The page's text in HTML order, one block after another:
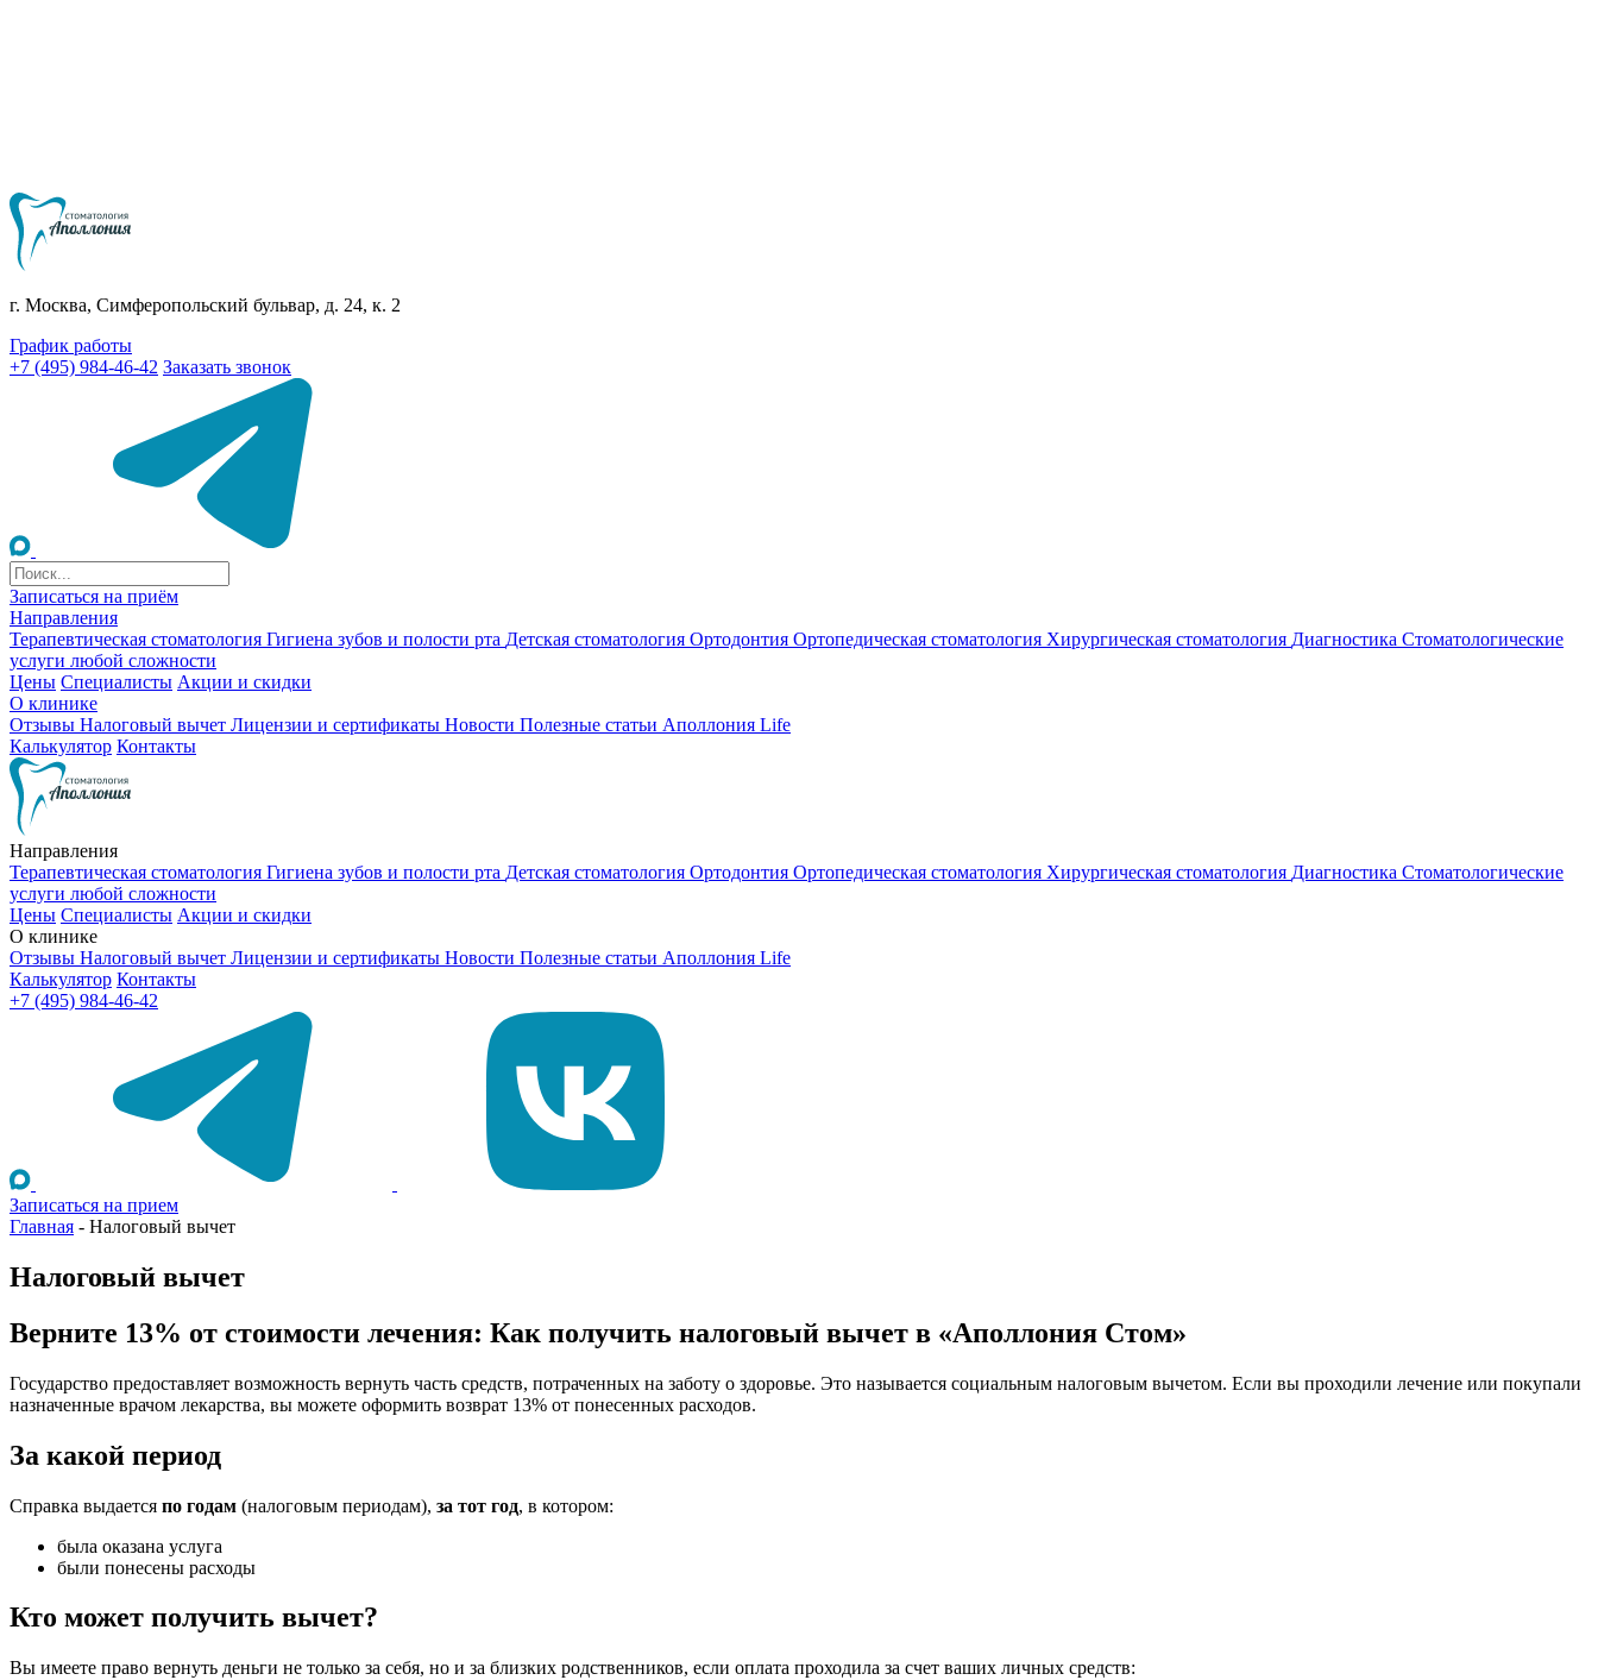
г. Москва, Симферопольский бульвар, д. 24, к. 2
График работы
+7 (495) 984-46-42 Заказать звонок
Записаться на приём
Направления
Терапевтическая стоматология Гигиена зубов и полости рта Детская стоматология Ортодонтия Ортопедическая стоматология Хирургическая стоматология Диагностика Стоматологические
услуги любой сложности
Цены Специалисты Акции и скидки
О клинике
Отзывы Налоговый вычет Лицензии и сертификаты Новости Полезные статьи Аполлония Life
Калькулятор Контакты
Направления
Терапевтическая стоматология Гигиена зубов и полости рта Детская стоматология Ортодонтия Ортопедическая стоматология Хирургическая стоматология Диагностика Стоматологические
услуги любой сложности
Цены Специалисты Акции и скидки
О клинике
Отзывы Налоговый вычет Лицензии и сертификаты Новости Полезные статьи Аполлония Life
Калькулятор Контакты
+7 (495) 984-46-42
Записаться на прием
Главная - Налоговый вычет
Налоговый вычет
Верните 13% от стоимости лечения: Как получить налоговый вычет в «Аполлония Стом»
Государство предоставляет возможность вернуть часть средств, потраченных на заботу о здоровье. Это называется социальным налоговым вычетом. Если вы проходили лечение или покупали
назначенные врачом лекарства, вы можете оформить возврат 13% от понесенных расходов.
За какой период
Справка выдается по годам (налоговым периодам), за тот год, в котором:
была оказана услуга
были понесены расходы
Кто может получить вычет?
Вы имеете право вернуть деньги не только за себя, но и за близких родственников, если оплата проходила за счет ваших личных средств: